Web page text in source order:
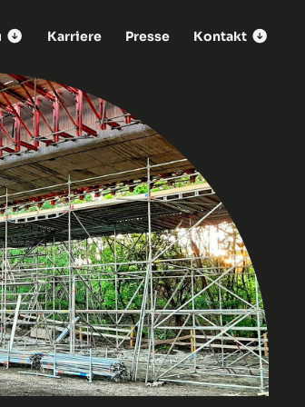
Karriere Presse Kontakt